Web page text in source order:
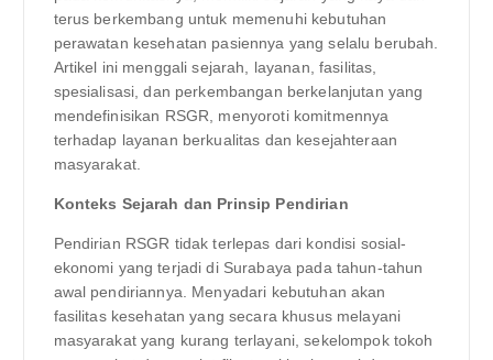
terus berkembang untuk memenuhi kebutuhan
perawatan kesehatan pasiennya yang selalu berubah.
Artikel ini menggali sejarah, layanan, fasilitas,
spesialisasi, dan perkembangan berkelanjutan yang
mendefinisikan RSGR, menyoroti komitmennya
terhadap layanan berkualitas dan kesejahteraan
masyarakat.
Konteks Sejarah dan Prinsip Pendirian
Pendirian RSGR tidak terlepas dari kondisi sosial-
ekonomi yang terjadi di Surabaya pada tahun-tahun
awal pendiriannya. Menyadari kebutuhan akan
fasilitas kesehatan yang secara khusus melayani
masyarakat yang kurang terlayani, sekelompok tokoh